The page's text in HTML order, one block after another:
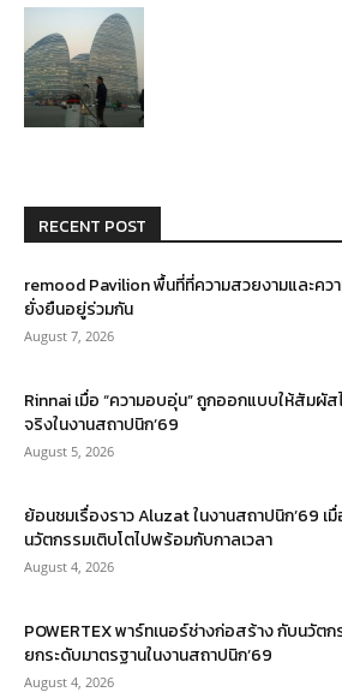
RECENT POST
remood Pavilion พื้นที่ที่ความสวยงามและคว
ยั่งยืนอยู่ร่วมกัน
August 7, 2026
Rinnai เมื่อ “ความอบอุ่น” ถูกออกแบบให้สัมผัส
จริงในงานสถาปนิก’69
August 5, 2026
ย้อนชมเรื่องราว Aluzat ในงานสถาปนิก’69 เมื่
นวัตกรรมเติบโตไปพร้อมกับกาลเวลา
August 4, 2026
POWERTEX พาร์ทเนอร์ช่างก่อสร้าง กับนวัต
ยกระดับมาตรฐานในงานสถาปนิก’69
August 4, 2026